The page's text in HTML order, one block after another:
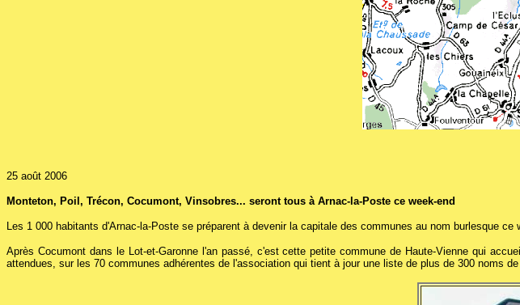
25 août 2006
Monteton, Poil, Trécon, Cocumont, Vinsobres... seront tous à Arnac-la-Poste ce week-end
Les 1 000 habitants d'Arnac-la-Poste se préparent à devenir la capitale des communes au nom burlesque
Après Cocumont dans le Lot-et-Garonne l'an passé, c'est cette petite commune de Haute-Vienne qui
attendues, sur les 70 communes adhérentes de l'association qui tient à jour une liste de plus de 300 noms